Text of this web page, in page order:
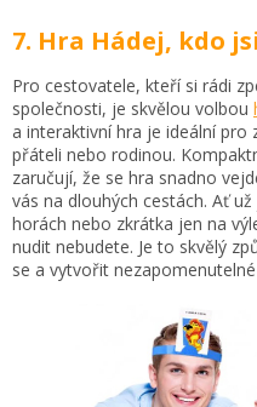
7. Hra Hádej, kdo jsi
Pro cestovatele, kteří si rádi
společnosti, je skvělou volbou
a interaktivní hra je ideální pro
přáteli nebo rodinou.
zaručují, že se hra snadno
vás na dlouhých cestách. Ať
horách nebo zkrátka jen na
nudit nebudete. Je to skvělý
se a vytvořit